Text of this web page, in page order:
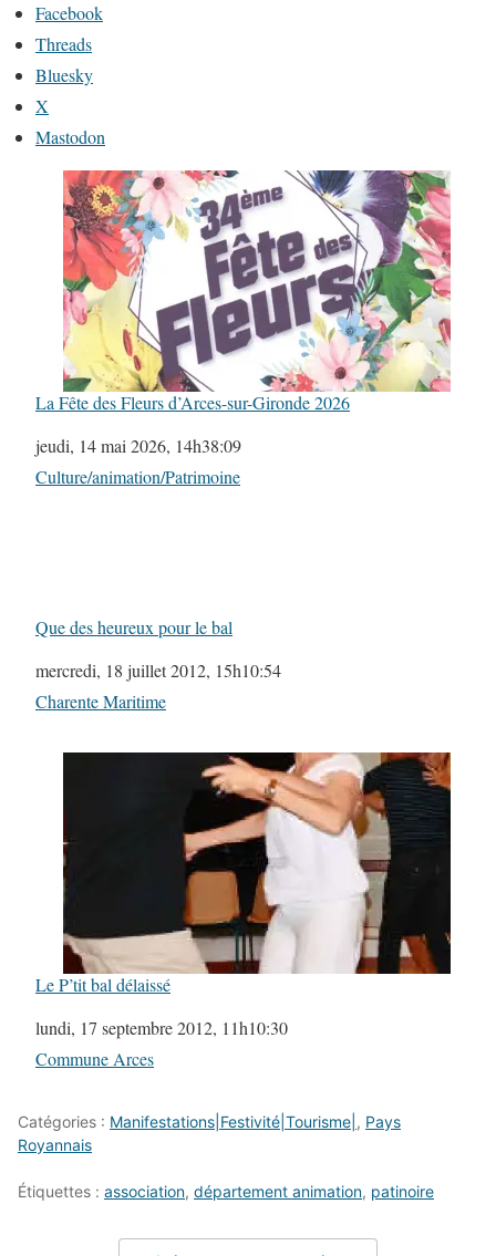
Facebook
Threads
Bluesky
X
Mastodon
La Fête des Fleurs d’Arces-sur-Gironde 2026
Date
jeudi, 14 mai 2026, 14h38:09
Par rapport à
Culture/animation/Patrimoine
Que des heureux pour le bal
Date
mercredi, 18 juillet 2012, 15h10:54
Par rapport à
Charente Maritime
Le P’tit bal délaissé
Date
lundi, 17 septembre 2012, 11h10:30
Par rapport à
Commune Arces
Catégories : Manifestations|Festivité|Tourisme| , Pays
Royannais
Étiquettes : association, département animation, patinoire